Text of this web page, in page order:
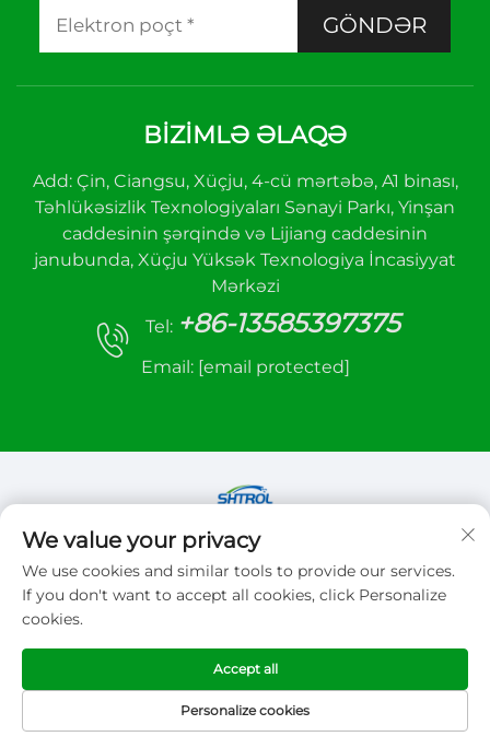
GÖNDƏR
BIZIMLƏ ƏLAQƏ
Add: Çin, Ciangsu, Xüçju, 4-cü mərtəbə, A1 binası,
Təhlükəsizlik Texnologiyaları Sənayi Parkı, Yinşan
caddesinin şərqində və Lijiang caddesinin
janubunda, Xüçju Yüksək Texnologiya İncasiyyat
Mərkəzi
Tel: +86-13585397375
Email: [email protected]
Copyright © 2026 Xuzhou sanhe automatic
control equipment Co.,LTD. Bütün hüquqlar
qorunur
EV SƏHİFƏSİ MƏHSULLAR E-POÇT TEL
We value your privacy
We use cookies and similar tools to provide our services.
If you don't want to accept all cookies, click Personalize
cookies.
Personalize cookies
Accept all